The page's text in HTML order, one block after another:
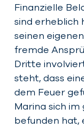
Finanzielle
sind erheblich
seinen
fremde
Dritte
steht, dass
dem Feuer
Marina sich
befunden hat,